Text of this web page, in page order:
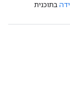
בתוכנית